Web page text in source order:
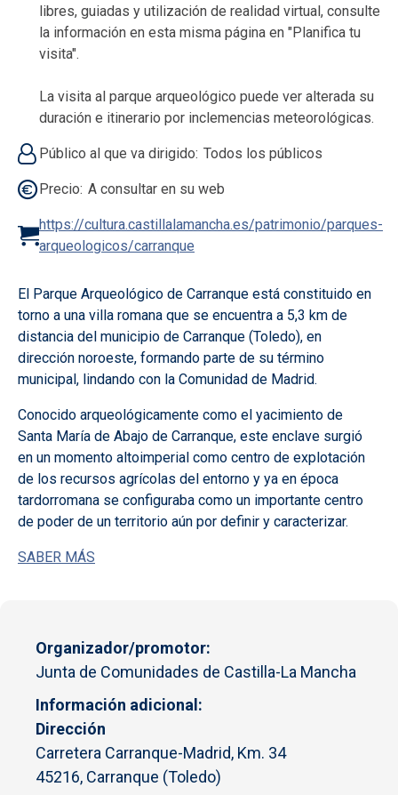
libres, guiadas y utilización de realidad virtual, consulte
la información en esta misma página en "Planifica tu
visita".
La visita al parque arqueológico puede ver alterada su
duración e itinerario por inclemencias meteorológicas.
Público al que va dirigido Todos los públicos
Precio A consultar en su web
https://cultura.castillalamancha.es/patrimonio/parques-
arqueologicos/carranque
El Parque Arqueológico de Carranque está constituido en
torno a una villa romana que se encuentra a 5,3 km de
distancia del municipio de Carranque (Toledo), en
dirección noroeste, formando parte de su término
municipal, lindando con la Comunidad de Madrid.
Conocido arqueológicamente como el yacimiento de
Santa María de Abajo de Carranque, este enclave surgió
en un momento altoimperial como centro de explotación
de los recursos agrícolas del entorno y ya en época
tardorromana se configuraba como un importante centro
de poder de un territorio aún por definir y caracterizar.
SABER MÁS
Organizador/promotor
Junta de Comunidades de Castilla-La Mancha
Información adicional
Dirección
Carretera Carranque-Madrid, Km. 34
45216, Carranque (Toledo)